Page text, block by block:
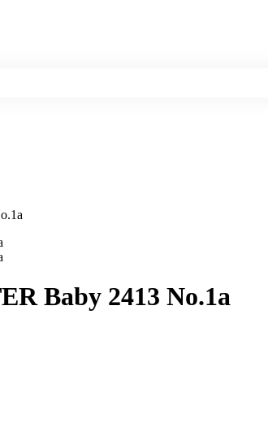
Baby 2413 No.1a